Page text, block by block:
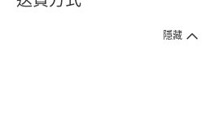
1. 送貨到府（受衛生署條例規管產品除外 ）
隱藏